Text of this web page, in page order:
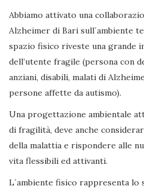
Abbiamo attivato una
Alzheimer di Bari sull´ambiente
spazio fisico riveste una grande
dell’utente fragile (persona con
anziani, disabili, malati di
persone affette da autismo).
Una progettazione ambientale
di fragilità, deve anche
della malattia e rispondere alle
vita flessibili ed attivanti.
L´ambiente fisico rappresenta lo